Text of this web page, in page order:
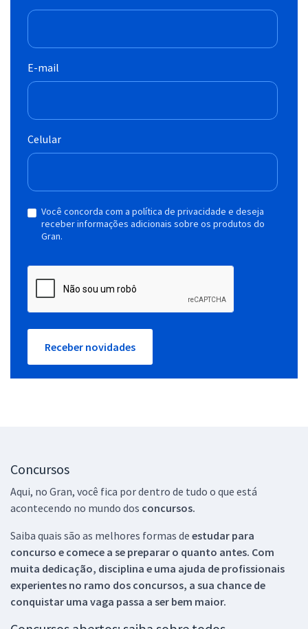
E-mail
Celular
Você concorda com a política de privacidade e deseja
receber informações adicionais sobre os produtos do
Gran.
Receber novidades
Concursos
Aqui, no Gran, você fica por dentro de tudo o que está
acontecendo no mundo dos concursos.
Saiba quais são as melhores formas de estudar para
concurso e comece a se preparar o quanto antes. Com
muita dedicação, disciplina e uma ajuda de profissionais
experientes no ramo dos concursos, a sua chance de
conquistar uma vaga passa a ser bem maior.